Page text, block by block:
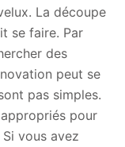
La découpe
se faire. Par
des
peut se
pas simples.
pour
vous avez